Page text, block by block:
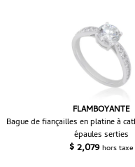
FLAMBOYANTE
Bague de fiançailles en platine à
épaules serties
$2,079 hors taxe